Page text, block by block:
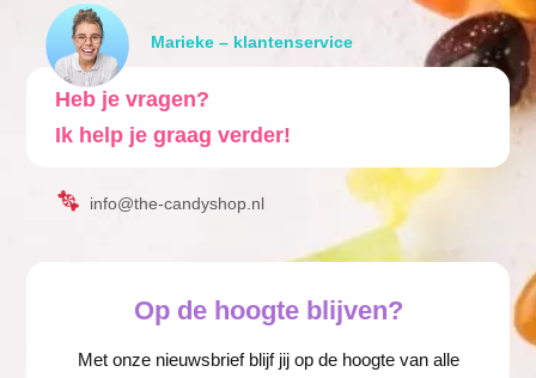
Marieke – klantenservice
Heb je vragen?
Ik help je graag verder!
info@the-candyshop.nl
Op de hoogte blijven?
Met onze nieuwsbrief blijf jij op de hoogte van alle